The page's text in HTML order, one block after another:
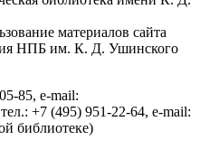
материалов сайта
НПБ им. К. Д. Ушинского
85, e-mail:
+7 (495) 951-22-64, e-mail:
библиотеке)